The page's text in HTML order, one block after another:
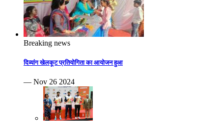
Breaking news
दिव्यांग खेलकूट प्रतियोगिता का आयोजन हुआ
— Nov 26 2024